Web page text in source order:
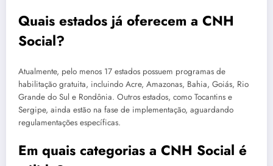
Quais estados já oferecem a CNH
Social?
Atualmente, pelo menos 17 estados possuem programas de
habilitação gratuita, incluindo Acre, Amazonas, Bahia, Goiás, Rio
Grande do Sul e Rondônia. Outros estados, como Tocantins e
Sergipe, ainda estão na fase de implementação, aguardando
regulamentações específicas.
Em quais categorias a CNH Social é